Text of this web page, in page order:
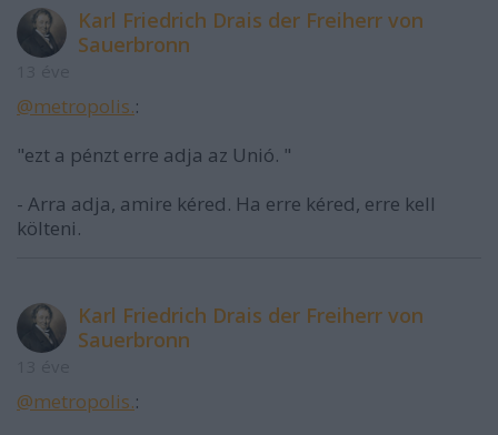
Karl Friedrich Drais der Freiherr von
Sauerbronn
@metropolis.:
"ezt a pénzt erre adja az Unió. "
- Arra adja, amire kéred. Ha erre kéred, erre kell
költeni.
Karl Friedrich Drais der Freiherr von
Sauerbronn
@metropolis.: